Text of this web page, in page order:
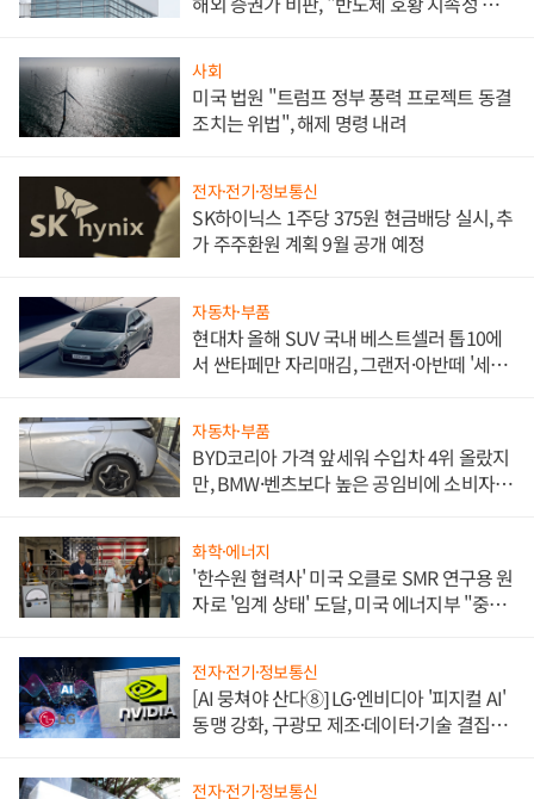
사회
미국 법원 "트럼프 정부 풍력 프로젝트 동결
조치는 위법", 해제 명령 내려
전자·전기·정보통신
SK하이닉스 1주당 375원 현금배당 실시, 추
가 주주환원 계획 9월 공개 예정
자동차·부품
현대차 올해 SUV 국내 베스트셀러 톱10에
서 싼타페만 자리매김, 그랜저·아반떼 '세단
자동차·부품
BYD코리아 가격 앞세워 수입차 4위 올랐지
만, BMW·벤츠보다 높은 공임비에 소비자
화학·에너지
'한수원 협력사' 미국 오클로 SMR 연구용 원
자로 '임계 상태' 도달, 미국 에너지부 "중요
전자·전기·정보통신
[AI 뭉쳐야 산다⑧] LG·엔비디아 '피지컬 AI'
동맹 강화, 구광모 제조·데이터·기술 결집
전자·전기·정보통신